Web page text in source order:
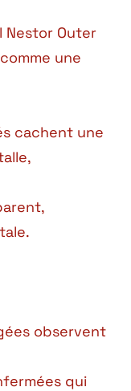
Nestor Outer
une
cachent une
observent
qui